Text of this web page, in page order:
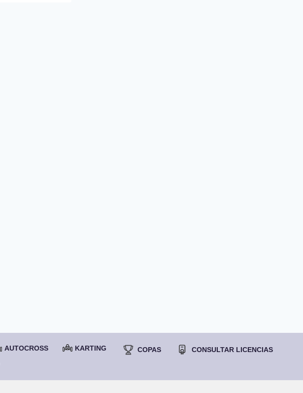
AUTOCROSS KARTING COPAS
CONSULTAR LICENCIAS